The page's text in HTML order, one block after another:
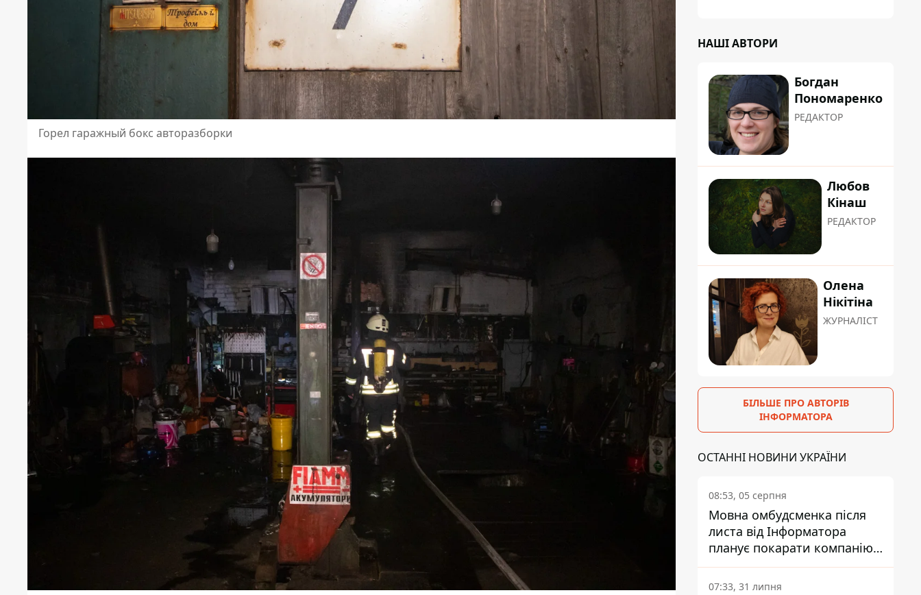
Горел гаражный бокс авторазборки
НАШІ АВТОРИ
Богдан
Пономаренко
РЕДАКТОР
Любов
Кінаш
РЕДАКТОР
Олена
Нікітіна
ЖУРНАЛІСТ
БІЛЬШЕ ПРО АВТОРІВ
ІНФОРМАТОРА
ОСТАННІ НОВИНИ УКРАЇНИ
08:53, 05 серпня
Мовна омбудсменка після
листа від Інформатора
планує покарати компанію-
підрядника ПриватБанку
07:33, 31 липня